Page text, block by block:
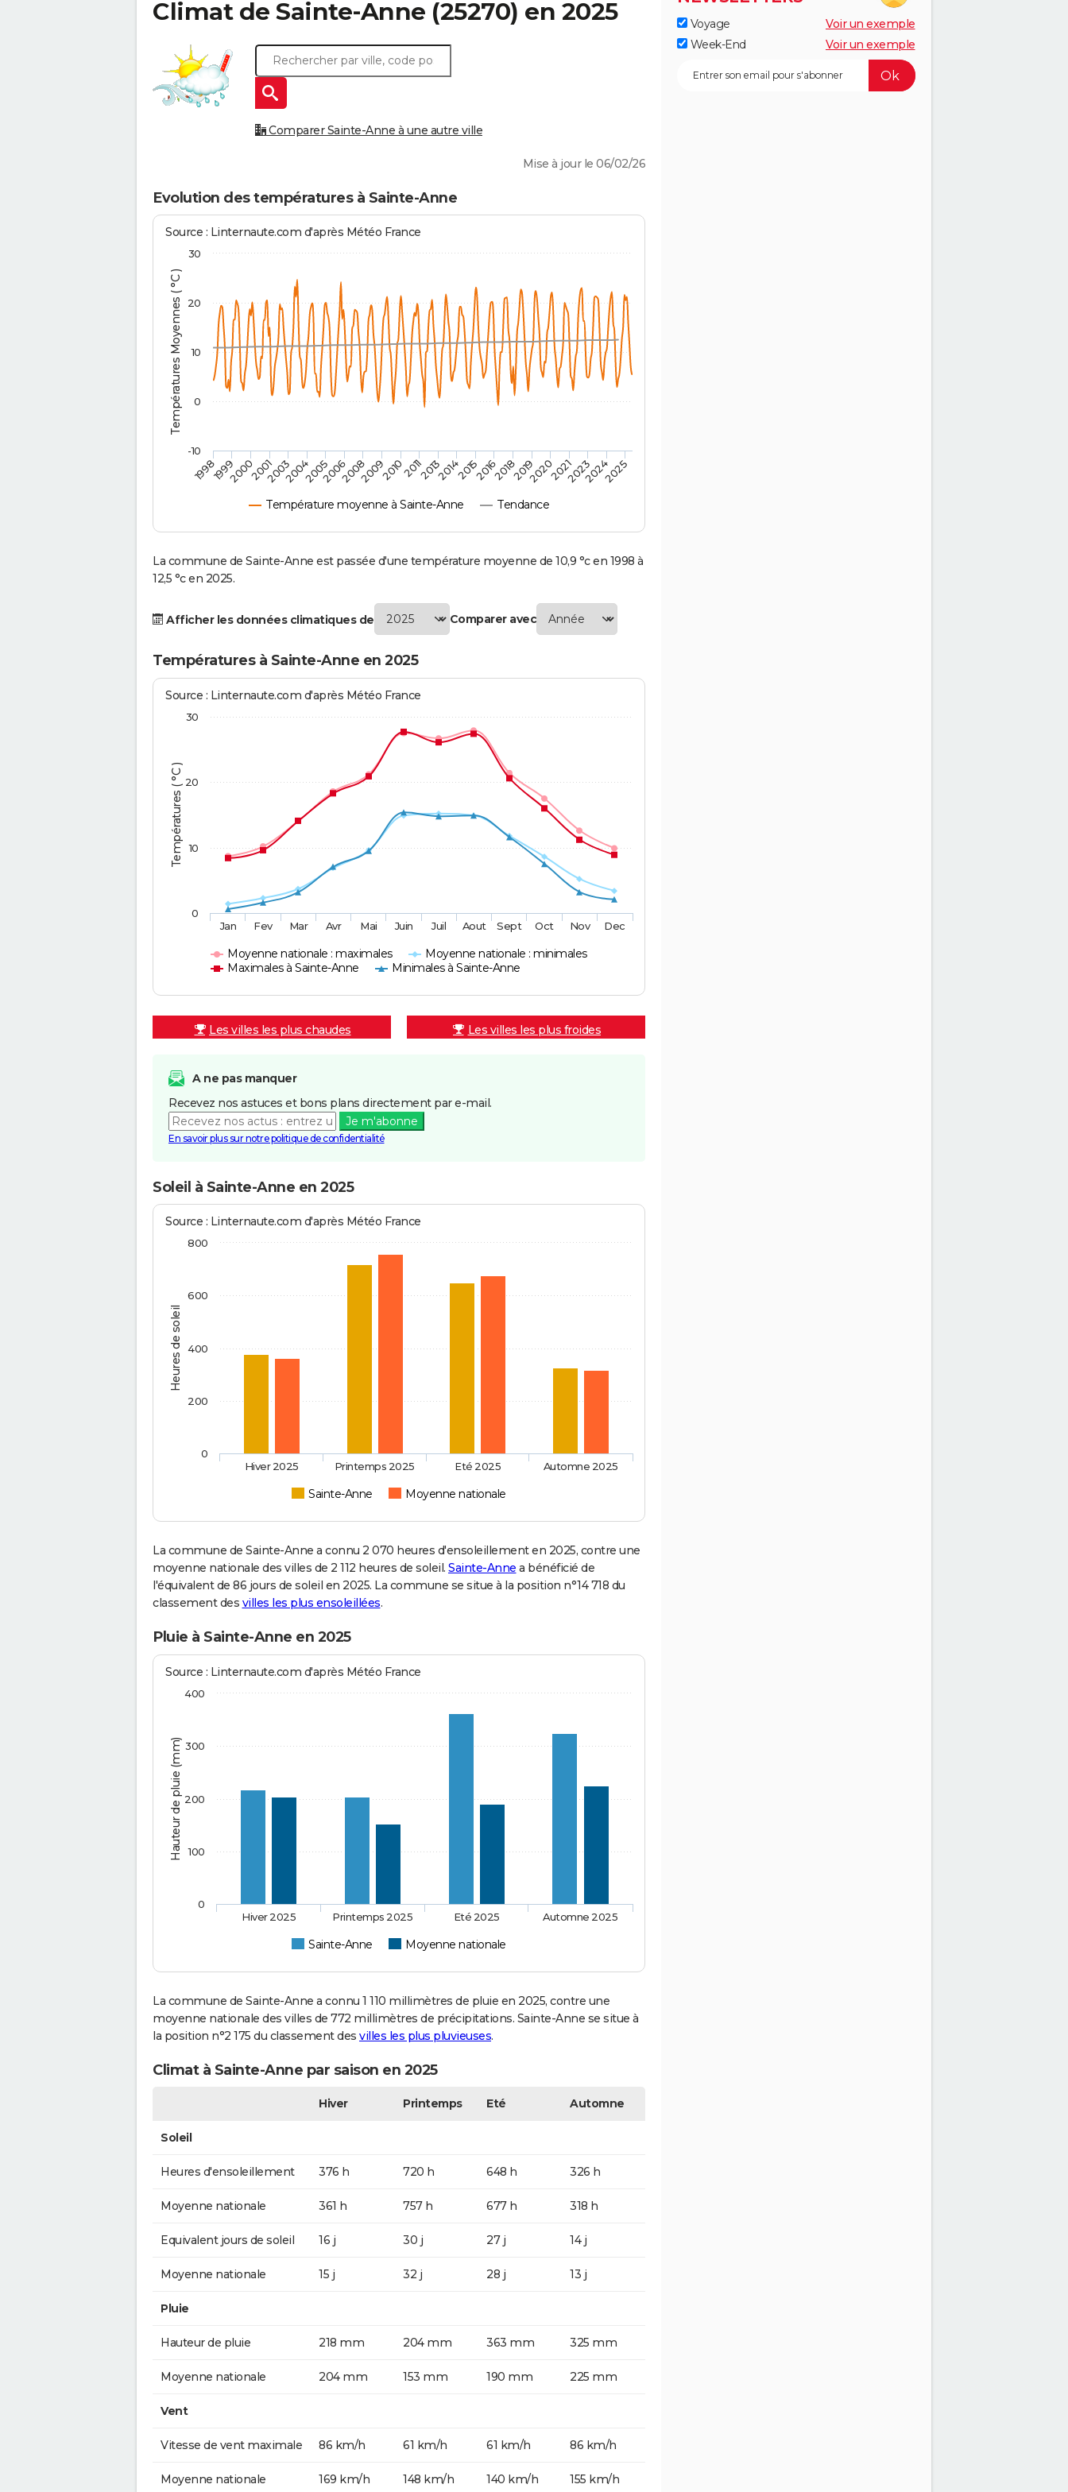
Climat de Sainte-Anne (25270) en 2025
Comparer Sainte-Anne à une autre ville
Mise à jour le 06/02/26
Evolution des températures à Sainte-Anne
Températures Moyennes ( °C )
Source : Linternaute.com d'après Météo France
Température moyenne à Sainte-Anne Tendance
1998 2014
199920002001200320042005200620082009201020112013 201520162018201920202021202320242025
-10
0
10
20
30
La commune de Sainte-Anne est passée d'une température moyenne de 10,9 °c en 1998 à
12,5 °c en 2025.
Afficher les données climatiques de Comparer avec
Températures à Sainte-Anne en 2025
Températures ( °C )
Source : Linternaute.com d'après Météo France
Moyenne nationale : maximales
Moyenne nationale : minimales
Maximales à Sainte-Anne
Minimales à Sainte-Anne
Jan Fev Mar Avr Mai Juin Juil Aout Sept Oct Nov Dec
0
10
20
30
Les villes les plus chaudes Les villes les plus froides
A ne pas manquer
Recevez nos astuces et bons plans directement par e-mail.
Je m'abonne
En savoir plus sur notre politique de confidentialité
Soleil à Sainte-Anne en 2025
Heures de soleil
Source : Linternaute.com d'après Météo France
Sainte-Anne Moyenne nationale
Hiver 2025 Printemps 2025 Eté 2025 Automne 2025
0
200
400
600
800
La commune de Sainte-Anne a connu 2 070 heures d'ensoleillement en 2025, contre une
moyenne nationale des villes de 2 112 heures de soleil. Sainte-Anne a bénéficié de
l'équivalent de 86 jours de soleil en 2025. La commune se situe à la position n°14 718 du
classement des villes les plus ensoleillées.
Pluie à Sainte-Anne en 2025
Hauteur de pluie (mm)
Source : Linternaute.com d'après Météo France
Sainte-Anne Moyenne nationale
Hiver 2025 Printemps 2025 Eté 2025 Automne 2025
0
100
200
300
400
La commune de Sainte-Anne a connu 1 110 millimètres de pluie en 2025, contre une
moyenne nationale des villes de 772 millimètres de précipitations. Sainte-Anne se situe à
la position n°2 175 du classement des villes les plus pluvieuses.
Climat à Sainte-Anne par saison en 2025
Hiver Printemps Eté Automne
Soleil
Heures d'ensoleillement 376 h 720 h 648 h 326 h
Moyenne nationale 361 h 757 h 677 h 318 h
Equivalent jours de soleil 16 j 30 j 27 j 14 j
Moyenne nationale 15 j 32 j 28 j 13 j
Pluie
Hauteur de pluie 218 mm 204 mm 363 mm 325 mm
Moyenne nationale 204 mm 153 mm 190 mm 225 mm
Vent
Vitesse de vent maximale 86 km/h 61 km/h 61 km/h 86 km/h
Moyenne nationale 169 km/h 148 km/h 140 km/h 155 km/h
Voyage
Voir un exemple
Week-End
Voir un exemple